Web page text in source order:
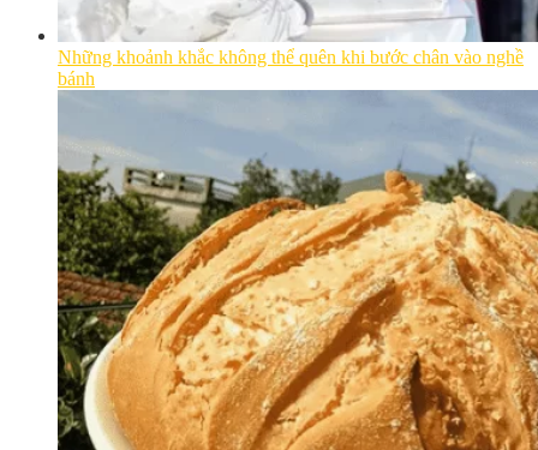
Những khoảnh khắc không thể quên khi bước chân vào nghề
bánh